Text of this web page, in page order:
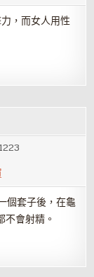
，而女人用性
個套子後，在龜
會射精。